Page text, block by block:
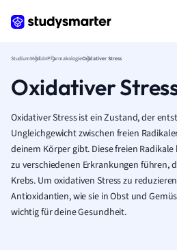
StudiumMedizinPharmakologieOxidativer Stress
Oxidativer
Oxidativer Stress ist ein Zustand, der
Ungleichgewicht zwischen freien
deinem Körper gibt. Diese freien
zu verschiedenen Erkrankungen führen,
Krebs. Um oxidativen Stress zu
Antioxidantien, wie sie in Obst und
wichtig für deine Gesundheit.